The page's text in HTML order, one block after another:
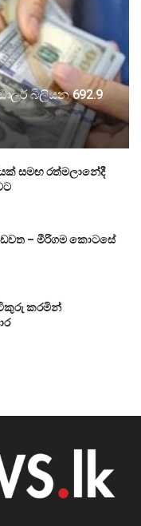
බිලියන 692.9
සමඟ රත්මලානේදී
– මීරිගම කොටසේ
කරමින්